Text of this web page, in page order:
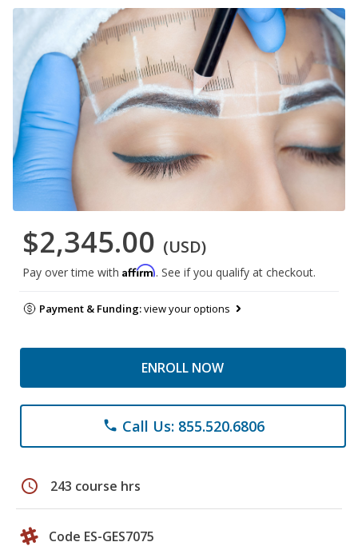
$2,345.00 (USD)
Pay over time with Affirm. See if you qualify at checkout.
Payment & Funding:view your options
ENROLL NOW
phone Call Us: 855.520.6806
schedule 243 course hrs
Code ES-GES7075